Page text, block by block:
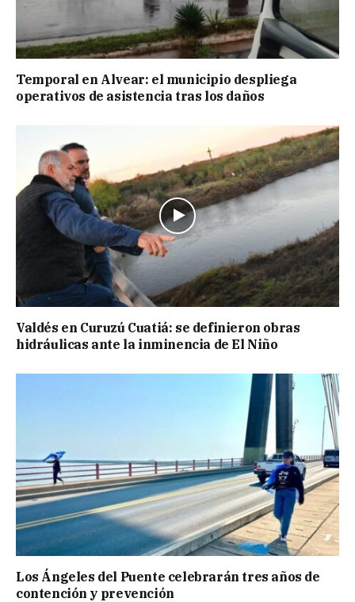
Temporal en Alvear: el municipio despliega
operativos de asistencia tras los daños
Valdés en Curuzú Cuatiá: se definieron obras
hidráulicas ante la inminencia de El Niño
Los Ángeles del Puente celebrarán tres años de
contención y prevención